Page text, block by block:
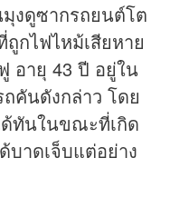
งดูซากรถยนต์โต
กไฟไหม้เสียหาย
อายุ 43 ปี อยู่ใน
คันดังกล่าว โดย
ด้ทันในขณะที่เกิด
บาดเจ็บแต่อย่าง